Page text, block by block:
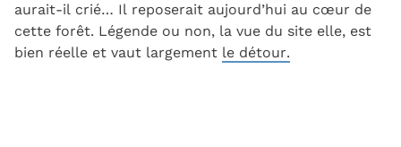
aurait-il crié… Il reposerait aujourd’hui au cœur de
cette forêt. Légende ou non, la vue du site elle, est
bien réelle et vaut largement le détour.